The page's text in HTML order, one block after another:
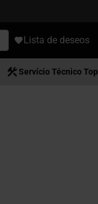
Lista de deseos
Servício Técnico Top